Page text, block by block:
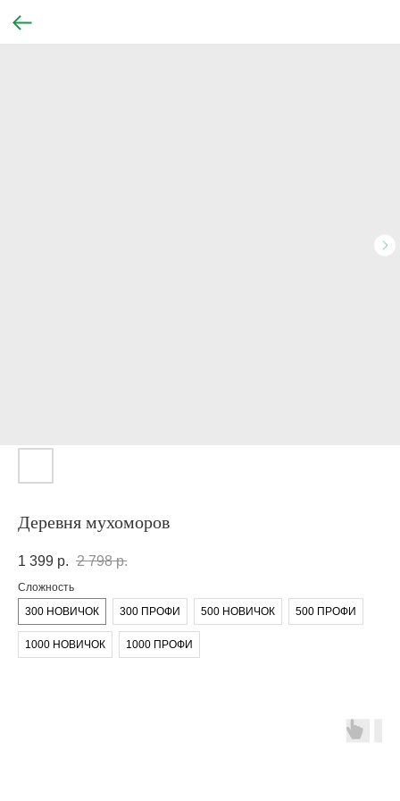
Деревня мухоморов
1 399 р. 2 798 р.
Сложность
300 НОВИЧОК
300 ПРОФИ 500 НОВИЧОК 500 ПРОФИ
1000 НОВИЧОК 1000 ПРОФИ